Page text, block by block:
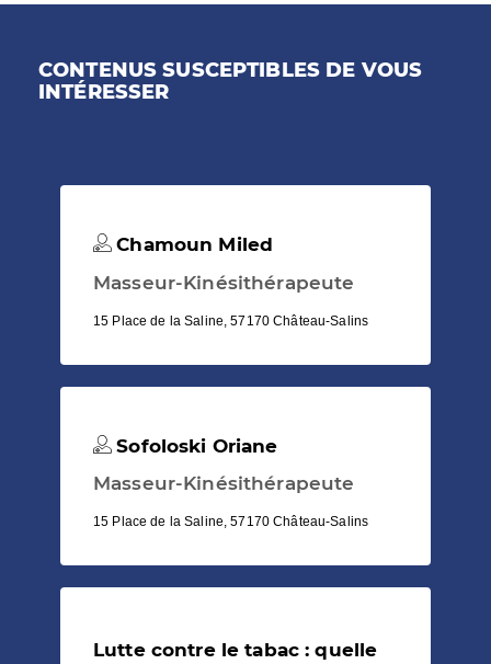
CONTENUS SUSCEPTIBLES DE VOUS
INTÉRESSER
Chamoun Miled
Masseur-Kinésithérapeute
15 Place de la Saline, 57170 Château-Salins
Sofoloski Oriane
Masseur-Kinésithérapeute
15 Place de la Saline, 57170 Château-Salins
Lutte contre le tabac : quelle